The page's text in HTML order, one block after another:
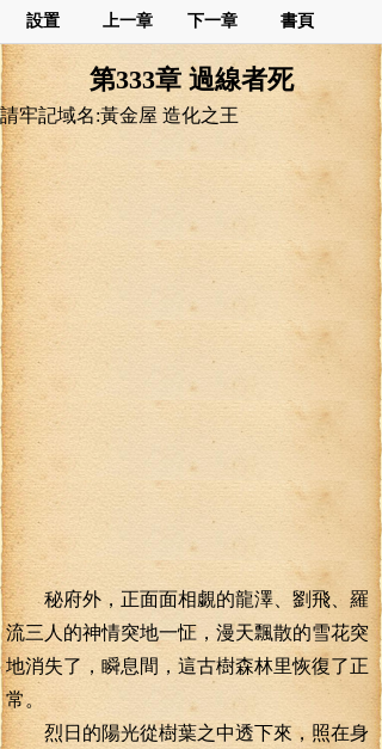
設置 上一章 下一章 書頁
第333章 過線者死
請牢記域名:黃金屋 造化之王
秘府外，正面面相覷的龍澤、劉飛、羅
流三人的神情突地一怔，漫天飄散的雪花突
地消失了，瞬息間，這古樹森林里恢復了正
常。
烈日的陽光從樹葉之中透下來，照在身